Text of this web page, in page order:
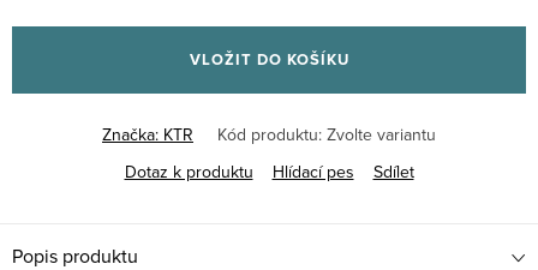
cena:
VLOŽIT DO KOŠÍKU
Značka: KTR Kód produktu: Zvolte variantu
Dotaz k produktu
Hlídací pes Sdílet
Popis produktu